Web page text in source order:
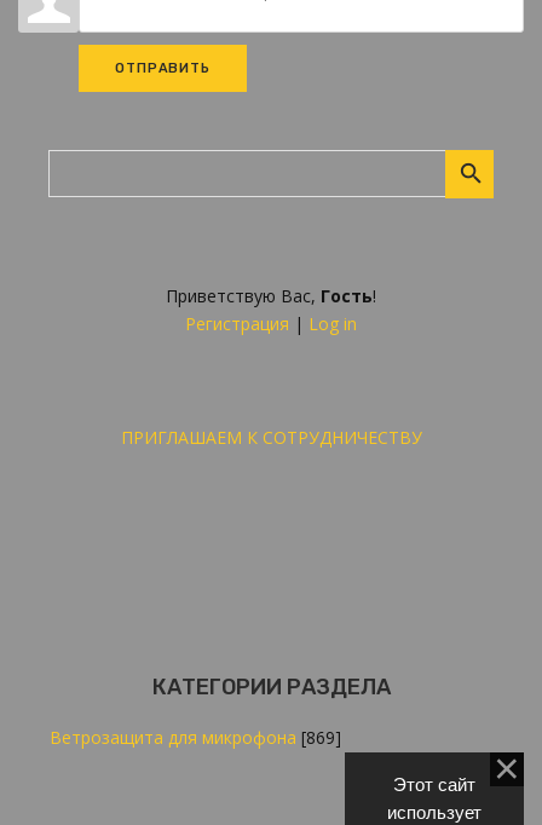
Приветствую Вас, Гость!
Регистрация | Log in
ПРИГЛАШАЕМ К СОТРУДНИЧЕСТВУ
КАТЕГОРИИ РАЗДЕЛА
Ветрозащита для микрофона [869]
ОТПРАВИТЬ
Этот сайт
использует